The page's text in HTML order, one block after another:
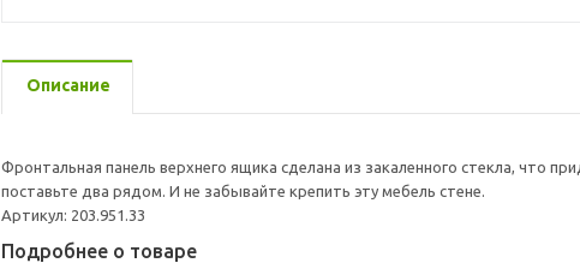
Описание
Фронтальная панель верхнего ящика сделана из закаленного стекла, что
поставьте два рядом. И не забывайте крепить эту мебель стене.
Артикул: 203.951.33
Подробнее о товаре